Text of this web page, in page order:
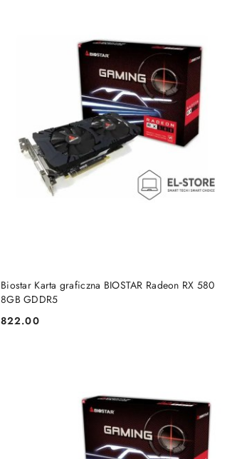
Biostar Karta graficzna BIOSTAR Radeon RX 580
8GB GDDR5
Cena:
822.00
PRODUKT NIEDOSTĘPNY